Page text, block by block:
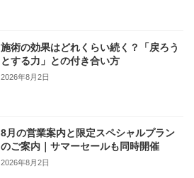
施術の効果はどれくらい続く？「戻ろう
とする力」との付き合い方
2026年8月2日
8月の営業案内と限定スペシャルプラン
のご案内｜サマーセールも同時開催
2026年8月2日